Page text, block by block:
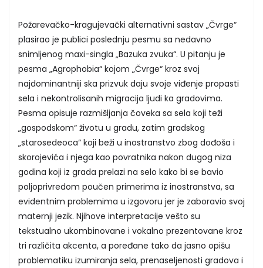
Požarevačko-kragujevački alternativni sastav „Čvrge“
plasirao je publici poslednju pesmu sa nedavno
snimljenog maxi-singla „Bazuka zvuka“. U pitanju je
pesma „Agrophobia“ kojom „Čvrge“ kroz svoj
najdominantniji ska prizvuk daju svoje viđenje propasti
sela i nekontrolisanih migracija ljudi ka gradovima.
Pesma opisuje razmišljanja čoveka sa sela koji teži
„gospodskom“ životu u gradu, zatim gradskog
„starosedeoca“ koji beži u inostranstvo zbog dođoša i
skorojevića i njega kao povratnika nakon dugog niza
godina koji iz grada prelazi na selo kako bi se bavio
poljoprivredom poučen primerima iz inostranstva, sa
evidentnim problemima u izgovoru jer je zaboravio svoj
maternji jezik. Njihove interpretacije vešto su
tekstualno ukombinovane i vokalno prezentovane kroz
tri različita akcenta, a poređane tako da jasno opišu
problematiku izumiranja sela, prenaseljenosti gradova i